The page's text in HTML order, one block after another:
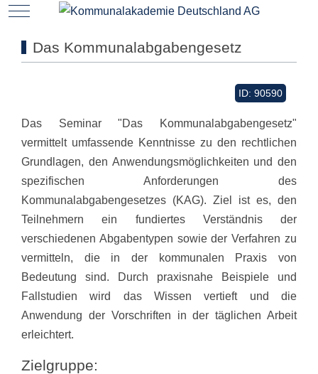
Mobile Menu Toggle
Das Kommunalabgabengesetz
ID: 90590
Das Seminar "Das Kommunalabgabengesetz"
vermittelt umfassende Kenntnisse zu den rechtlichen
Grundlagen, den Anwendungsmöglichkeiten und den
spezifischen Anforderungen des
Kommunalabgabengesetzes (KAG). Ziel ist es, den
Teilnehmern ein fundiertes Verständnis der
verschiedenen Abgabentypen sowie der Verfahren zu
vermitteln, die in der kommunalen Praxis von
Bedeutung sind. Durch praxisnahe Beispiele und
Fallstudien wird das Wissen vertieft und die
Anwendung der Vorschriften in der täglichen Arbeit
erleichtert.
Zielgruppe: